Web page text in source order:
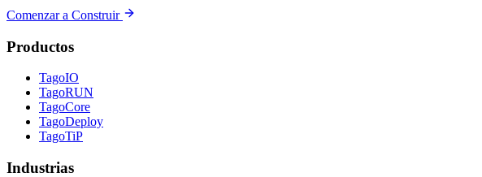
Comenzar a Construir
Productos
TagoIO
TagoRUN
TagoCore
TagoDeploy
TagoTiP
Industrias